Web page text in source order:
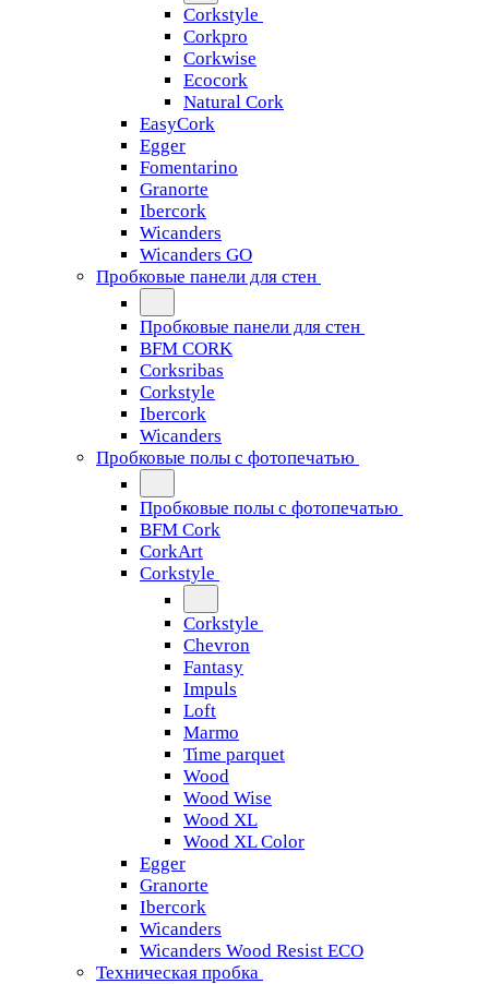
Corkstyle
Corkpro
Corkwise
Ecocork
Natural Cork
EasyCork
Egger
Fomentarino
Granorte
Ibercork
Wicanders
Wicanders GO
Пробковые панели для стен
Пробковые панели для стен
BFM CORK
Corksribas
Corkstyle
Ibercork
Wicanders
Пробковые полы с фотопечатью
Пробковые полы с фотопечатью
BFM Cork
CorkArt
Corkstyle
Corkstyle
Chevron
Fantasy
Impuls
Loft
Marmo
Time parquet
Wood
Wood Wise
Wood XL
Wood XL Color
Egger
Granorte
Ibercork
Wicanders
Wicanders Wood Resist ECO
Техническая пробка